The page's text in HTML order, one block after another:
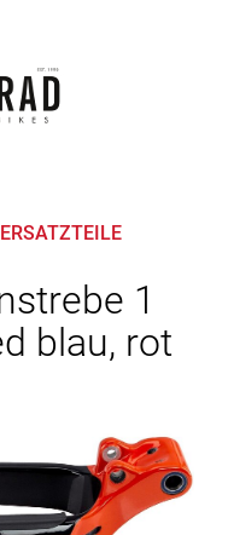
1
blau, rot